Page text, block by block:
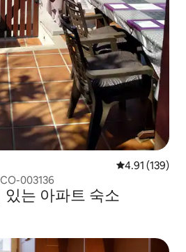
평점 4.91점(5
4.91 (139)
003136
있는 아파트 숙소